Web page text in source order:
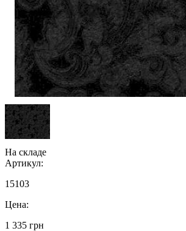
На складе
Артикул:
15103
Цена:
1 335 грн